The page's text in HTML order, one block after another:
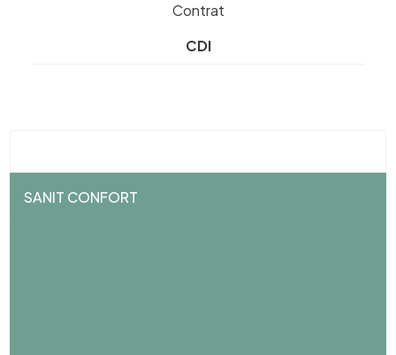
Contrat
CDI
SANIT CONFORT